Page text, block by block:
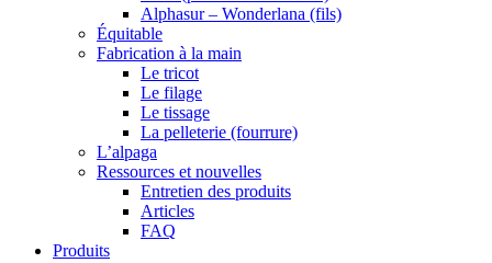
Alphasur – Wonderlana (fils)
Équitable
Fabrication à la main
Le tricot
Le filage
Le tissage
La pelleterie (fourrure)
L’alpaga
Ressources et nouvelles
Entretien des produits
Articles
FAQ
Produits